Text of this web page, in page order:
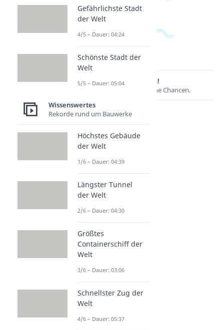
Lernen lohnt sich!
Entdecke hier deine Chancen.
Wissenswertes
Life Hacks
Life Hacks
Dauer: 03:00
Dauer: 04:45
Dauer: 02:40
Phishing
Minimalismus
Gefährlichste Stadt
der Welt
4/5 – Dauer: 04:24
Schönste Stadt der
Welt
5/5 – Dauer: 05:04
Wissenswertes
Rekorde rund um Bauwerke
Höchstes Gebäude
der Welt
1/6 – Dauer: 04:39
Längster Tunnel
der Welt
2/6 – Dauer: 04:30
Größtes
Containerschiff der
Welt
3/6 – Dauer: 03:06
Schnellster Zug der
Welt
4/6 – Dauer: 05:37